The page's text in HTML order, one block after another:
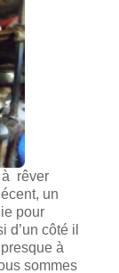
à rêver
un
pour
d’un côté il
à
sommes